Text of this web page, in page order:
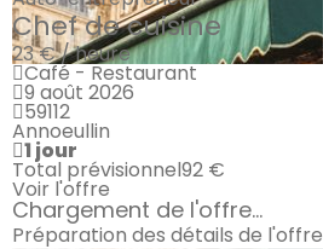
Chef de cuisine
23 € / heure
Café - Restaurant
9 août 2026
59112
Annoeullin
1 jour
Total prévisionnel92 €
Voir l'offre
Chargement de l'offre...
Préparation des détails de l'offre